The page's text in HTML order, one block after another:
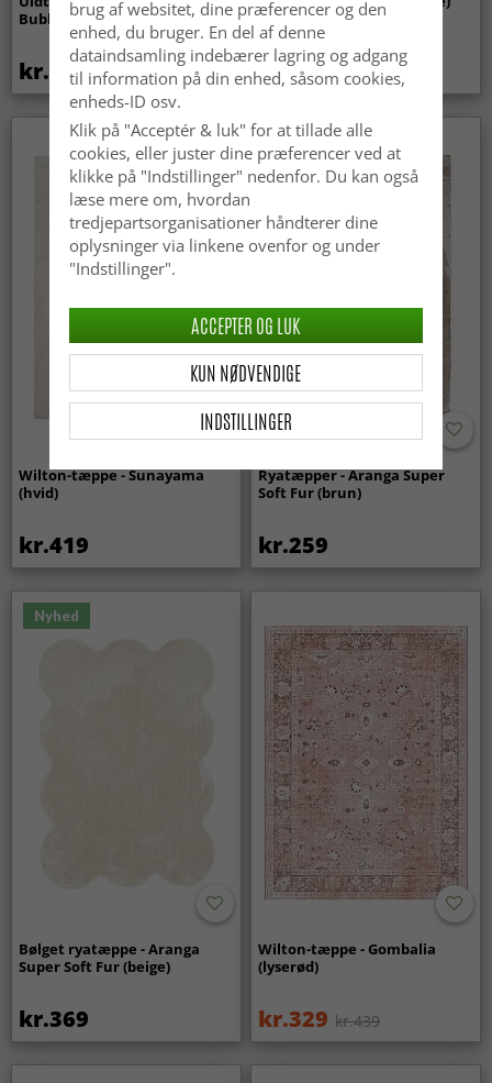
Bubble (beige)
kr.629 kr.629
Wilton-tæppe - Sunayama
(hvid)
kr.419
Ryatæpper - Aranga Super
Soft Fur (brun)
kr.259
Nyhed
Bølget ryatæppe - Aranga
Super Soft Fur (beige)
kr.369
Wilton-tæppe - Gombalia
(lyserød)
kr.329 kr.439
brug af websitet, dine præferencer og den
enhed, du bruger. En del af denne
dataindsamling indebærer lagring og adgang
til information på din enhed, såsom cookies,
enheds-ID osv.
Klik på "Acceptér & luk" for at tillade alle
cookies, eller juster dine præferencer ved at
klikke på "Indstillinger" nedenfor. Du kan også
læse mere om, hvordan
tredjepartsorganisationer håndterer dine
oplysninger via linkene ovenfor og under
"Indstillinger".
INDSTILLINGER
KUN NØDVENDIGE
ACCEPTER OG LUK